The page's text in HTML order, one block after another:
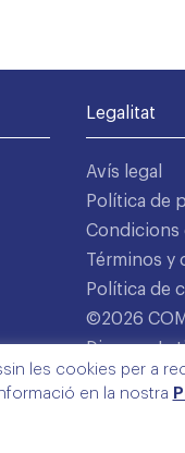
Legalitat
Avís legal
Política de
Condicions
Términos y
Política de
©2026
Disseny:
les cookies per a
en la nostra